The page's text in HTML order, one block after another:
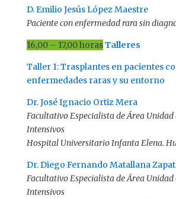
D. Emilio Jesús López Maestre
Paciente con enfermedad rara sin
16,00 – 17,00 horasTalleres
Taller 1: Trasplantes en pacientes
enfermedades raras y su entorno
Dr. José Ignacio Ortiz Mera
Facultativo Especialista de Área Unidad
Intensivos
Hospital Universitario Infanta Elena.
Dr. Diego Fernando Matallana
Facultativo Especialista de Área Unidad
Intensivos